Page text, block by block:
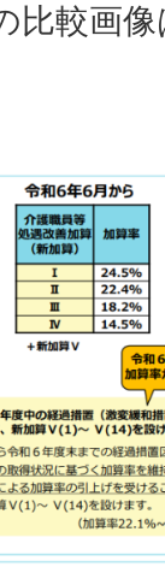
比較画